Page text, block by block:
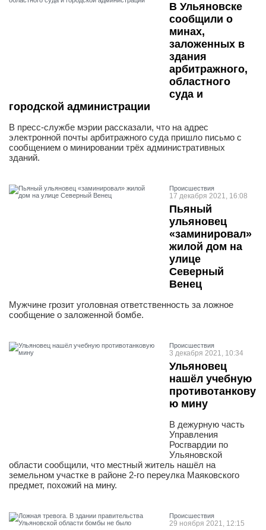
В Ульяновске
сообщили о
минах,
заложенных в
здания
арбитражного,
областного
суда и
городской администрации
В пресс-службе мэрии рассказали, что на адрес
электронной почты арбитражного суда пришло письмо с
сообщением о минировании трёх административных
зданий.
Проиcшествия
17 декабря 2021, 16:08
Пьяный
ульяновец
«заминировал»
жилой дом на
улице
Северный
Венец
Мужчине грозит уголовная ответственность за ложное
сообщение о заложенной бомбе.
Проиcшествия
3 декабря 2021, 10:34
Ульяновец
нашёл учебную
противотанкову
ю мину
В дежурную часть
Управления
Росгвардии по
Ульяновской
области сообщили, что местный житель нашёл на
земельном участке в районе 2-го переулка Маяковского
предмет, похожий на мину.
Проиcшествия
29 ноября 2021, 12:15